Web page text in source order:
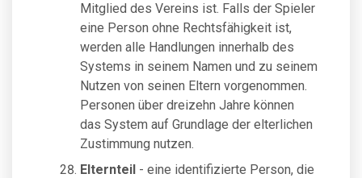
Mitglied des Vereins ist. Falls der Spieler
eine Person ohne Rechtsfähigkeit ist,
werden alle Handlungen innerhalb des
Systems in seinem Namen und zu seinem
Nutzen von seinen Eltern vorgenommen.
Personen über dreizehn Jahre können
das System auf Grundlage der elterlichen
Zustimmung nutzen.
Elternteil - eine identifizierte Person, die